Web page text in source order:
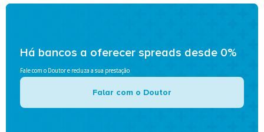
Há bancos a oferecer spreads desde 0%
Fale com o Doutor e reduza a sua prestação
Falar com o Doutor